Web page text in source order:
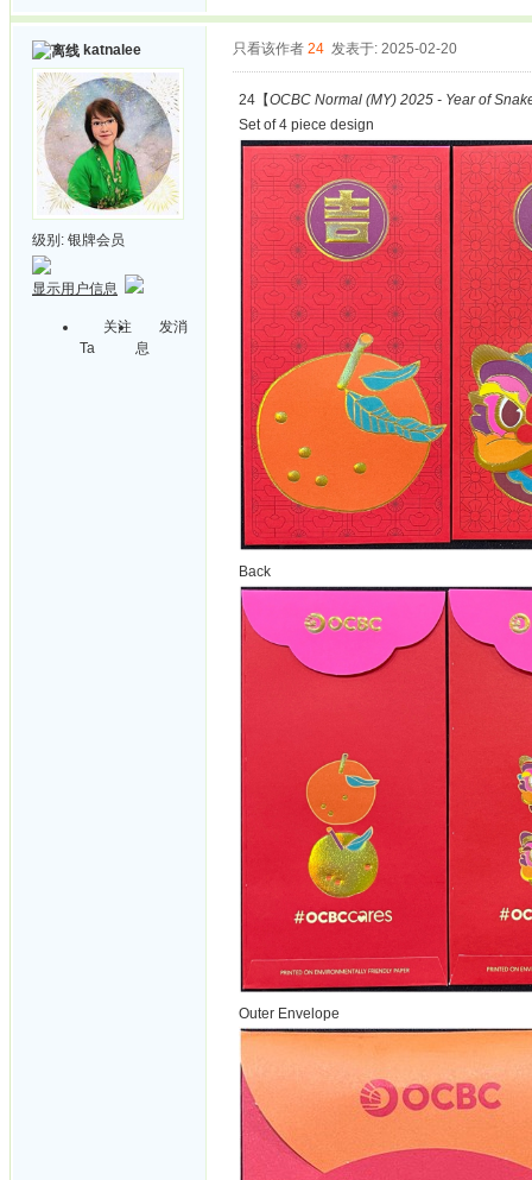
katnalee
级别: 银牌会员
显示用户信息
关注
Ta
发消
息
只看该作者 24 发表于: 2025-02-20
24【OCBC Normal (MY) 2025 - Year of
Set of 4 piece design
Back
Outer Envelope